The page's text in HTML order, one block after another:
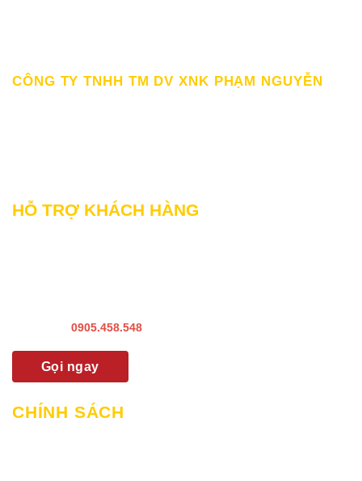
CÔNG TY TNHH TM DV XNK PHẠM NGUYỄN
HỖ TRỢ KHÁCH HÀNG
0905.458.548
Gọi ngay
CHÍNH SÁCH